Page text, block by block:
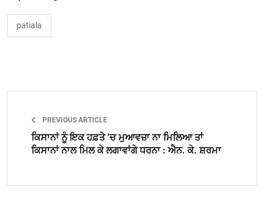
patiala
PREVIOUS ARTICLE
ਕਿਸਾਨਾਂ ਨੂੰ ਇਕ ਹਫ਼ਤੇ ’ਚ ਮੁਆਵਜ਼ਾ ਨਾ ਮਿਲਿਆ ਤਾਂ
ਕਿਸਾਨਾਂ ਨਾਲ ਮਿਲ ਕੇ ਲਗਾਵਾਂਗੇ ਧਰਨਾ : ਐਨ. ਕੇ. ਸ਼ਰਮਾ